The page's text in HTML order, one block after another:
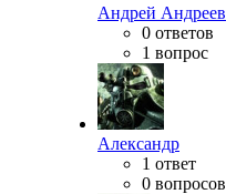
Андрей Андреев
0 ответов
1 вопрос
Александр
1 ответ
0 вопросов